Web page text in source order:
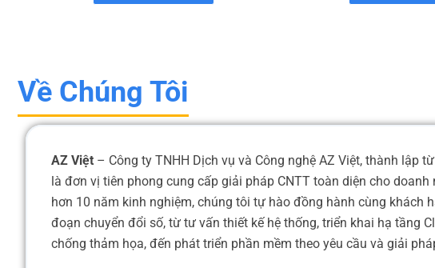
Về Chúng Tôi
AZ Việt – Công ty TNHH Dịch vụ và Công nghệ AZ Việt, thành lập
là đơn vị tiên phong cung cấp giải pháp CNTT toàn diện cho doanh
hơn 10 năm kinh nghiệm, chúng tôi tự hào đồng hành cùng khách
đoạn chuyển đổi số, từ tư vấn thiết kế hệ thống, triển khai hạ tầng
chống thảm họa, đến phát triển phần mềm theo yêu cầu và giải